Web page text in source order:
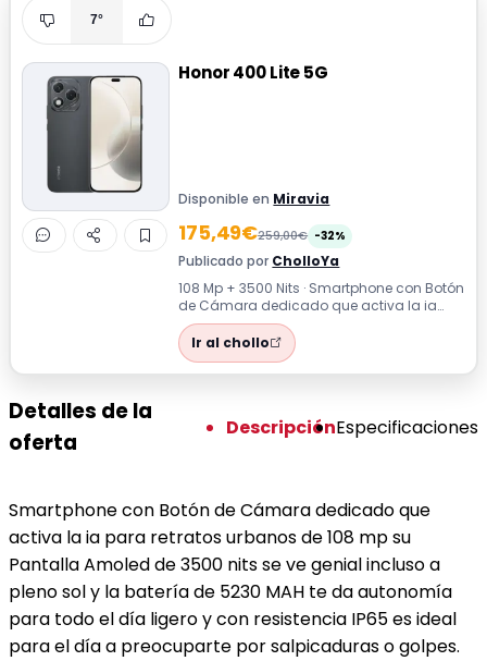
7°
Honor 400 Lite 5G
Disponible en Miravia
175,49€259,00€ -32%
Publicado por CholloYa
108 Mp + 3500 Nits · Smartphone con Botón
de Cámara dedicado que activa la ia
para retratos urbanos de 108 mp su Pant...
Ir al chollo
Detalles de la
oferta
DescripciónEspecificaciones
Smartphone con Botón de Cámara dedicado que
activa la ia para retratos urbanos de 108 mp su
Pantalla Amoled de 3500 nits se ve genial incluso a
pleno sol y la batería de 5230 MAH te da autonomía
para todo el día ligero y con resistencia IP65 es ideal
para el día a preocuparte por salpicaduras o golpes.